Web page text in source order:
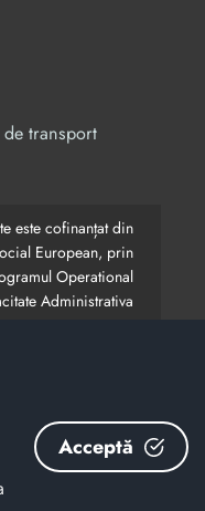
transport
este cofinanțat din
European, prin
Operational
Administrativa
reprezintă în mod
Uniunii Europene.
corectitudinii și
inițiatorilor site-
Acceptă